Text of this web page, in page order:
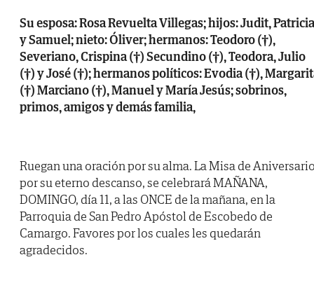
Su esposa: Rosa Revuelta Villegas; hijos: Judit, Patricia
y Samuel; nieto: Óliver; hermanos: Teodoro (†),
Severiano, Crispina (†) Secundino (†), Teodora, Julio
(†) y José (†); hermanos políticos: Evodia (†),
(†) Marciano (†), Manuel y María Jesús; sobrinos,
primos, amigos y demás familia,
Ruegan una oración por su alma. La Misa de
por su eterno descanso, se celebrará MAÑANA,
DOMINGO, día 11, a las ONCE de la mañana, en la
Parroquia de San Pedro Apóstol de Escobedo de
Camargo. Favores por los cuales les quedarán
agradecidos.